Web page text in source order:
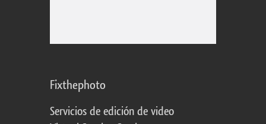
Fixthephoto
Servicios de edición de video